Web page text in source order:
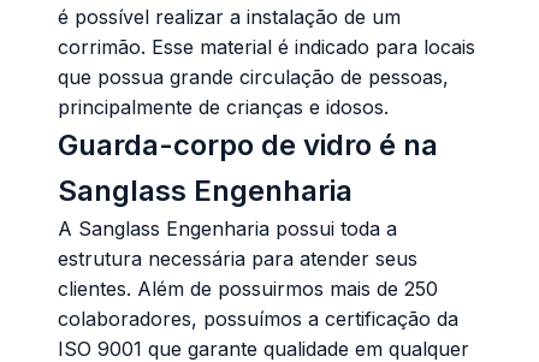
é possível realizar a instalação de um
corrimão. Esse material é indicado para locais
que possua grande circulação de pessoas,
principalmente de crianças e idosos.
Guarda-corpo de vidro é na
Sanglass Engenharia
A Sanglass Engenharia possui toda a
estrutura necessária para atender seus
clientes. Além de possuirmos mais de 250
colaboradores, possuímos a certificação da
ISO 9001 que garante qualidade em qualquer